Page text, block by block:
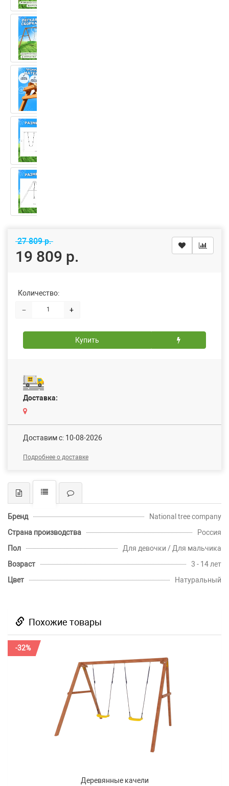
27 809 р.
19 809 р.
Количество:
− +
Купить
Доставка:
Доставим c: 10-08-2026
Подробнее о доставке
Бренд
National tree company
Страна производства
Россия
Пол
Для девочки / Для мальчика
Возраст
3 - 14 лет
Цвет
Натуральный
Похожие товары
-32%
Деревянные качели